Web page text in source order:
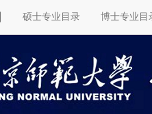
硕士专业目录 博士专业目